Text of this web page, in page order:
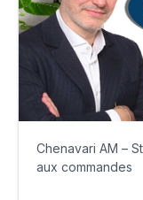
Chenavari AM –
aux commandes